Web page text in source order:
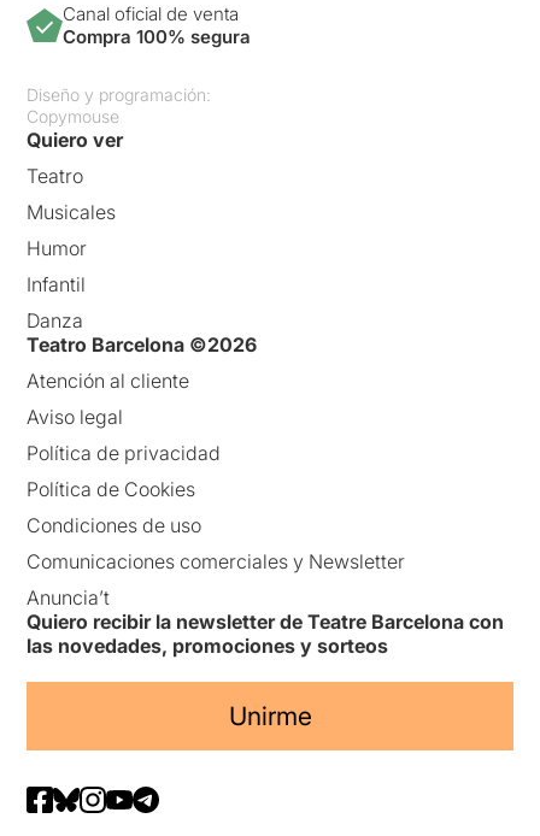
Canal oficial de venta
Compra 100% segura
Diseño y programación:
Copymouse
Quiero ver
Teatro
Musicales
Humor
Infantil
Danza
Teatro Barcelona ©2026
Atención al cliente
Aviso legal
Política de privacidad
Política de Cookies
Condiciones de uso
Comunicaciones comerciales y Newsletter
Anuncia’t
Quiero recibir la newsletter de Teatre Barcelona con
las novedades, promociones y sorteos
Unirme